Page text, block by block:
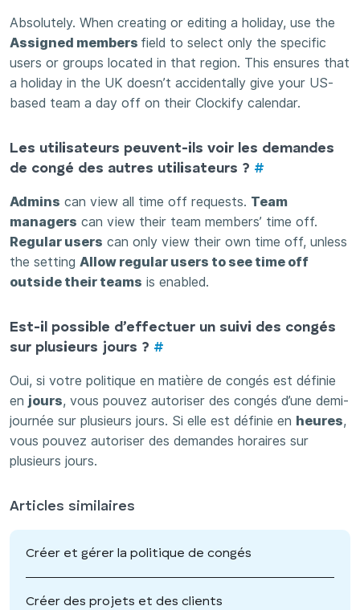
Absolutely. When creating or editing a holiday, use the
Assigned members field to select only the specific
users or groups located in that region. This ensures that
a holiday in the UK doesn’t accidentally give your US-
based team a day off on their Clockify calendar.
Les utilisateurs peuvent-ils voir les demandes
de congé des autres utilisateurs ? #
Admins can view all time off requests. Team
managers can view their team members’ time off.
Regular users can only view their own time off, unless
the setting Allow regular users to see time off
outside their teams is enabled.
Est-il possible d’effectuer un suivi des congés
sur plusieurs jours ? #
Oui, si votre politique en matière de congés est définie
en jours, vous pouvez autoriser des congés d’une demi-
journée sur plusieurs jours. Si elle est définie en heures,
vous pouvez autoriser des demandes horaires sur
plusieurs jours.
Articles similaires
Créer et gérer la politique de congés
Créer des projets et des clients